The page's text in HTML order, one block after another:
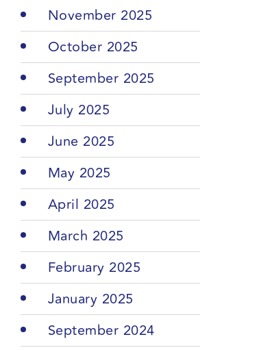
November 2025
October 2025
September 2025
July 2025
June 2025
May 2025
April 2025
March 2025
February 2025
January 2025
September 2024